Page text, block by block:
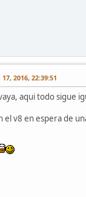
2016, 22:39:51
aqui todo sigue
el v8 en espera de